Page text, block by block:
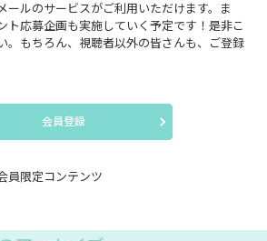
ールのサービスがご利用いただけます。ま
ト応募企画も実施していく予定です！是非こ
。もちろん、視聴者以外の皆さんも、ご登録
会員登録
員限定コンテンツ